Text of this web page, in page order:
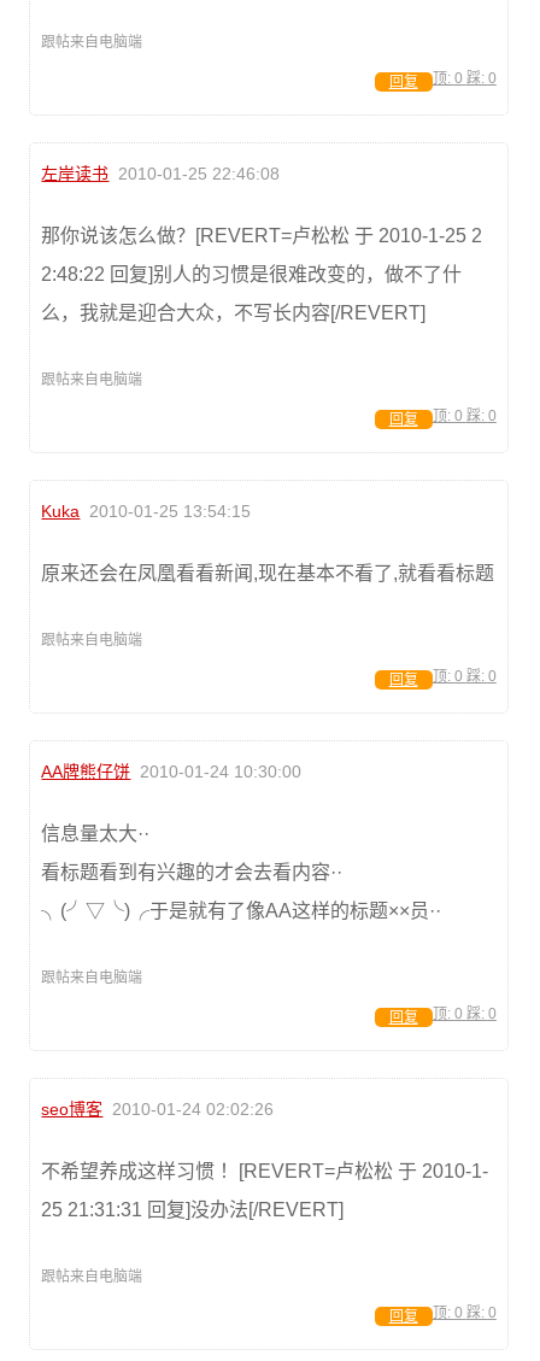
跟帖来自电脑端
顶: 0 踩: 0
回复
左岸读书 2010-01-25 22:46:08
那你说该怎么做？[REVERT=卢松松 于 2010-1-25 2
2:48:22 回复]别人的习惯是很难改变的，做不了什
么，我就是迎合大众，不写长内容[/REVERT]
跟帖来自电脑端
顶: 0 踩: 0
回复
Kuka 2010-01-25 13:54:15
原来还会在凤凰看看新闻,现在基本不看了,就看看标题
跟帖来自电脑端
顶: 0 踩: 0
回复
AA牌熊仔饼 2010-01-24 10:30:00
信息量太大··
看标题看到有兴趣的才会去看内容··
╮(╯▽╰)╭于是就有了像AA这样的标题××员··
跟帖来自电脑端
顶: 0 踩: 0
回复
seo博客 2010-01-24 02:02:26
不希望养成这样习惯 ！[REVERT=卢松松 于 2010-1-
25 21:31:31 回复]没办法[/REVERT]
跟帖来自电脑端
顶: 0 踩: 0
回复